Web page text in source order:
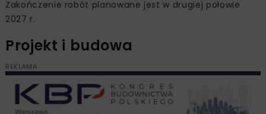
Zakończenie robót planowane jest w drugiej połowie
2027 r.
Projekt i budowa
REKLAMA